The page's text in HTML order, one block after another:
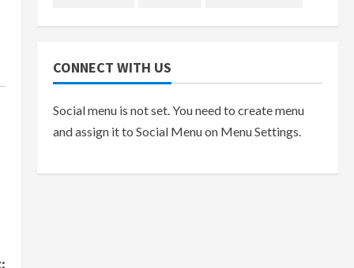
CONNECT WITH US
Social menu is not set. You need to create menu
and assign it to Social Menu on Menu Settings.